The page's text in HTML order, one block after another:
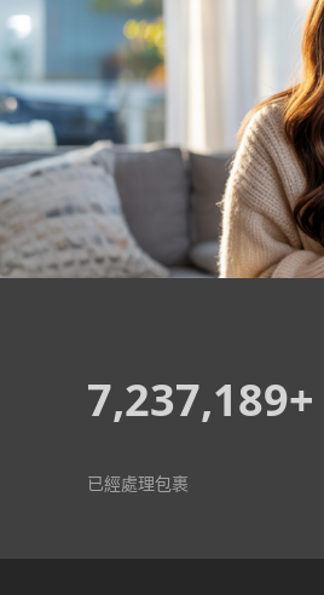
7,237,189+
已經處理包裹